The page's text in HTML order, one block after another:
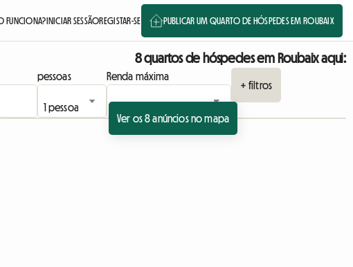
FUNCIONA?INICIAR SESSÃOREGISTAR-SE PUBLICAR UM QUARTO DE HÓSPEDES EM ROUBAIX
8 quartos de hóspedes em Roubaix aqui:
pessoas
Renda máxima
+ filtros
Ver os 8 anúncios no mapa